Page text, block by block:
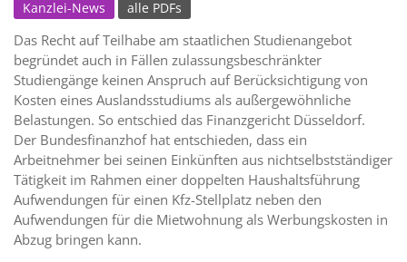
Kanzlei-News alle PDFs
Das Recht auf Teilhabe am staatlichen Studienangebot
begründet auch in Fällen zulassungsbeschränkter
Studiengänge keinen Anspruch auf Berücksichtigung von
Kosten eines Auslandsstudiums als außergewöhnliche
Belastungen. So entschied das Finanzgericht Düsseldorf.
Der Bundesfinanzhof hat entschieden, dass ein
Arbeitnehmer bei seinen Einkünften aus nichtselbstständiger
Tätigkeit im Rahmen einer doppelten Haushaltsführung
Aufwendungen für einen Kfz-Stellplatz neben den
Aufwendungen für die Mietwohnung als Werbungskosten in
Abzug bringen kann.